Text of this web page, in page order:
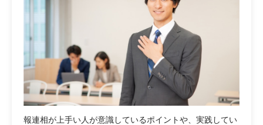
報連相が上手い人が意識しているポイントや、実践してい